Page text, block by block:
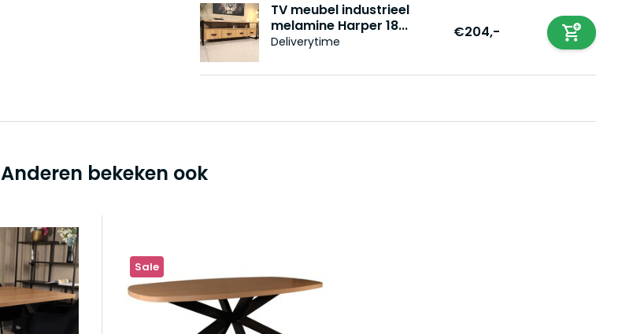
TV meubel industrieel
melamine Harper 18...
Deliverytime
€204,-
Anderen bekeken ook
Sale